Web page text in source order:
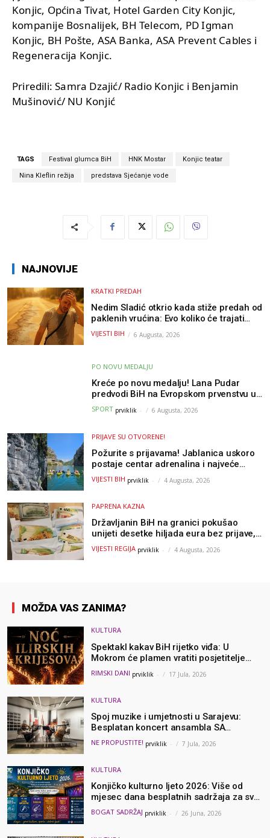
Konjic, Općina Tivat, Hotel Garden City Konjic,
kompanije Bosnalijek, BH Telecom, PD Igman
Konjic, BH Pošte, ASA Banka, ASA Prevent Cables i
Regeneracija Konjic.
Priredili: Samra Dzajić/ Radio Konjic i Benjamin
Mušinović/ NU Konjić
TAGS Festival glumca BiH HNK Mostar Konjic teatar
Nina Kleflin režija predstava Sjećanje vode
NAJNOVIJE
KRATKI PREDAH
Nedim Sladić otkrio kada stiže predah od
paklenih vrućina: Evo koliko će trajati
osvježenje u BiH
VIJESTI BIH 6 Augusta, 2026
PO NOVU MEDALJU
Kreće po novu medalju! Lana Pudar
predvodi BiH na Evropskom prvenstvu u
Parizu
SPORT prviklik - 6 Augusta, 2026
PRIJAVE SU OTVORENE!
Požurite s prijavama! Jablanica uskoro
postaje centar adrenalina i najveće
outdoor avanture ovog ljeta
VIJESTI BIH prviklik - 4 Augusta, 2026
PAPRENA KAZNA
Državljanin BiH na granici pokušao
unijeti desetke hiljada eura bez prijave,
uslijedila “paprena” kazna
VIJESTI REGIJA prviklik - 4 Augusta, 2026
MOŽDA VAS ZANIMA?
KULTURA
Spektakl kakav BiH rijetko viđa: U
Mokrom će plamen vratiti posjetitelje
hiljadama godina u prošlost
RIMSKI DANI prviklik - 17 Jula, 2026
KULTURA
Spoj muzike i umjetnosti u Sarajevu:
Besplatan koncert ansambla SA
Sinfonietta u Collegium Artisticumu
NE PROPUSTITE! prviklik - 7 Jula, 2026
KULTURA
Konjičko kulturno ljeto 2026: Više od
mjesec dana besplatnih sadržaja za sve
generacije – Evo ko sve nastupa
BOGAT SADRŽAJ prviklik - 26 Juna, 2026